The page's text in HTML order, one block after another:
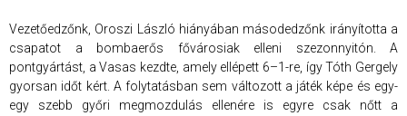
Vezetőedzőnk, Oroszi László hiányában másodedzőnk irányította a
csapatot a bombaerős fővárosiak elleni szezonnyitón. A
pontgyártást, a Vasas kezdte, amely ellépett 6–1-re, így Tóth Gergely
gyorsan időt kért. A folytatásban sem változott a játék képe és egy-
egy szebb győri megmozdulás ellenére is egyre csak nőtt a